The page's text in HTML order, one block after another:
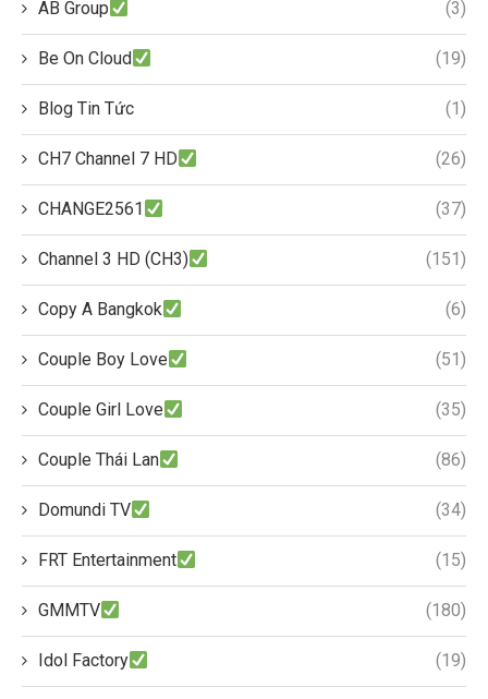
AB Group (3)
Be On Cloud (19)
Blog Tin Tức (1)
CH7 Channel 7 HD (26)
CHANGE2561 (37)
Channel 3 HD (CH3) (151)
Copy A Bangkok (6)
Couple Boy Love (51)
Couple Girl Love (35)
Couple Thái Lan (86)
Domundi TV (34)
FRT Entertainment (15)
GMMTV (180)
Idol Factory (19)